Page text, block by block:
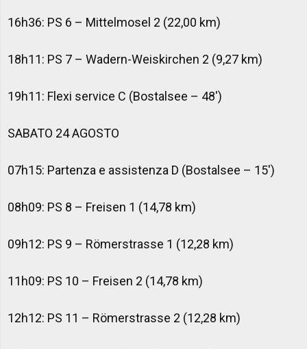
16h36: PS 6 – Mittelmosel 2 (22,00 km)
18h11: PS 7 – Wadern-Weiskirchen 2 (9,27 km)
19h11: Flexi service C (Bostalsee – 48')
SABATO 24 AGOSTO
07h15: Partenza e assistenza D (Bostalsee – 15')
08h09: PS 8 – Freisen 1 (14,78 km)
09h12: PS 9 – Römerstrasse 1 (12,28 km)
11h09: PS 10 – Freisen 2 (14,78 km)
12h12: PS 11 – Römerstrasse 2 (12,28 km)